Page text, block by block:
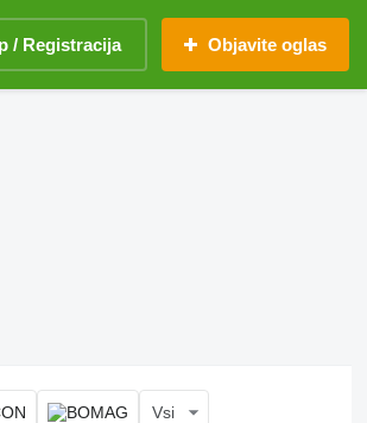
/ Registracija Objavite oglas
Vsi